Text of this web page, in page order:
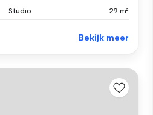
Studio 29 m²
Bekijk meer